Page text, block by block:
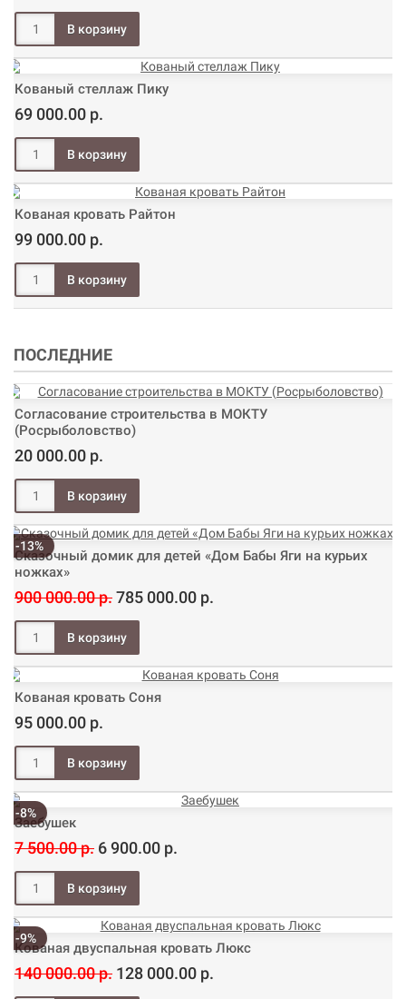
Кованый стеллаж Пику
69 000.00 р.
Кованая кровать Райтон
99 000.00 р.
ПОСЛЕДНИЕ
Согласование строительства в МОКТУ
(Росрыболовство)
20 000.00 р.
-13%
Сказочный домик для детей «Дом Бабы Яги на курьих
ножках»
900 000.00 р.785 000.00 р.
Кованая кровать Соня
95 000.00 р.
-8%
Заебушек
7 500.00 р. 6 900.00 р.
-9%
Кованая двуспальная кровать Люкс
140 000.00 р. 128 000.00 р.